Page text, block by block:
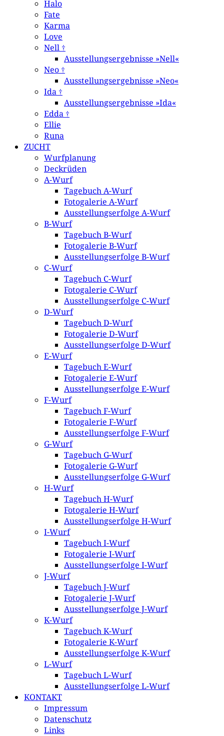
Halo
Fate
Karma
Love
Nell †
Ausstellungsergebnisse »Nell«
Neo †
Ausstellungsergebnisse »Neo«
Ida †
Ausstellungsergebnisse »Ida«
Edda †
Ellie
Runa
ZUCHT
Wurfplanung
Deckrüden
A-Wurf
Tagebuch A-Wurf
Fotogalerie A-Wurf
Ausstellungserfolge A-Wurf
B-Wurf
Tagebuch B-Wurf
Fotogalerie B-Wurf
Ausstellungserfolge B-Wurf
C-Wurf
Tagebuch C-Wurf
Fotogalerie C-Wurf
Ausstellungserfolge C-Wurf
D-Wurf
Tagebuch D-Wurf
Fotogalerie D-Wurf
Ausstellungserfolge D-Wurf
E-Wurf
Tagebuch E-Wurf
Fotogalerie E-Wurf
Ausstellungserfolge E-Wurf
F-Wurf
Tagebuch F-Wurf
Fotogalerie F-Wurf
Ausstellungserfolge F-Wurf
G-Wurf
Tagebuch G-Wurf
Fotogalerie G-Wurf
Ausstellungserfolge G-Wurf
H-Wurf
Tagebuch H-Wurf
Fotogalerie H-Wurf
Ausstellungserfolge H-Wurf
I-Wurf
Tagebuch I-Wurf
Fotogalerie I-Wurf
Ausstellungserfolge I-Wurf
J-Wurf
Tagebuch J-Wurf
Fotogalerie J-Wurf
Ausstellungserfolge J-Wurf
K-Wurf
Tagebuch K-Wurf
Fotogalerie K-Wurf
Ausstellungserfolge K-Wurf
L-Wurf
Tagebuch L-Wurf
Ausstellungserfolge L-Wurf
KONTAKT
Impressum
Datenschutz
Links